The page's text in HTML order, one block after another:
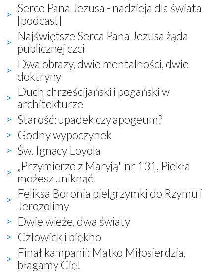
Serce Pana Jezusa - nadzieja dla świata
[podcast]
Najświętsze Serca Pana Jezusa żąda
publicznej czci
Dwa obrazy, dwie mentalności, dwie
doktryny
Duch chrześcijański i pogański w
architekturze
Starość: upadek czy apogeum?
Godny wypoczynek
Św. Ignacy Loyola
„Przymierze z Maryją" nr 131, Piekła
możesz uniknąć
Feliksa Boronia pielgrzymki do Rzymu i
Jerozolimy
Dwie wieże, dwa światy
Człowiek i piękno
Finał kampanii: Matko Miłosierdzia,
błagamy Cię!